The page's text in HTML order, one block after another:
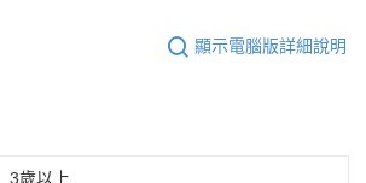
顯示電腦版詳細說明
3歲以上